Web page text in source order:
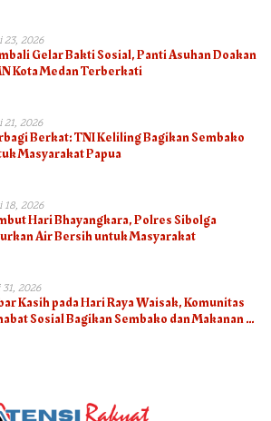
23, 2026
Gelar Bakti Sosial, Panti Asuhan Doakan
Kota Medan Terberkati
21, 2026
Berkat: TNI Keliling Bagikan Sembako
Masyarakat Papua
18, 2026
Hari Bhayangkara, Polres Sibolga
Air Bersih untuk Masyarakat
2026
Kasih pada Hari Raya Waisak, Komunitas
Sosial Bagikan Sembako dan Makanan di